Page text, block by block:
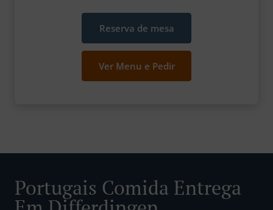
Reserva de mesa
Ver Menu e Pedir
Portugais Comida Entrega